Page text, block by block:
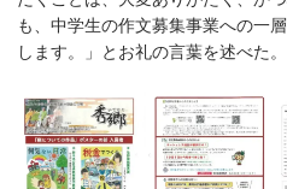
も、中学生の作文募集事業への一
します。」とお礼の言葉を述べた。